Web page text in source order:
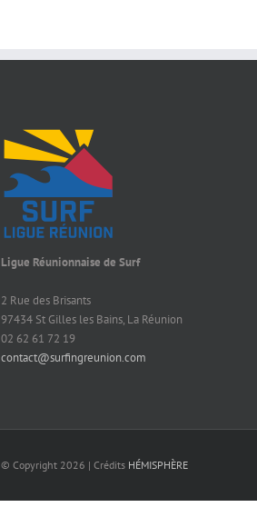
Ligue Réunionnaise de Surf
2 Rue des Brisants
97434 St Gilles les Bains, La Réunion
02 62 61 72 19
contact@surfingreunion.com
© Copyright 2026 | Crédits HÉMISPHÈRE